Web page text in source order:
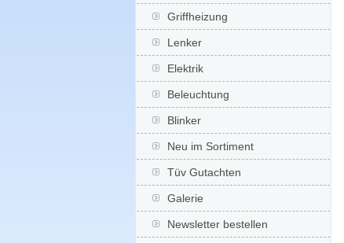
Griffheizung
Lenker
Elektrik
Beleuchtung
Blinker
Neu im Sortiment
Tüv Gutachten
Galerie
Newsletter bestellen